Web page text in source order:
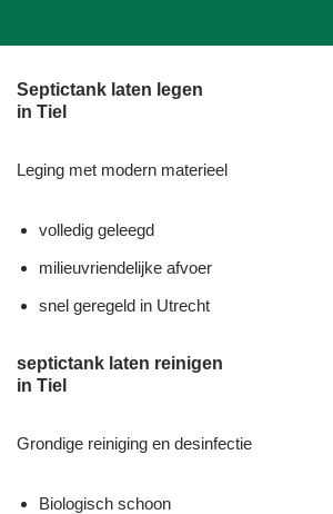
Septictank laten legen
in Tiel
Leging met modern materieel
volledig geleegd
milieuvriendelijke afvoer
snel geregeld in Utrecht
septictank laten reinigen
in Tiel
Grondige reiniging en desinfectie
Biologisch schoon